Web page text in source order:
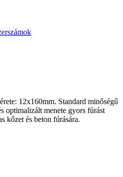
12x160mm. Standard minőségű
optimalizált menete gyors fúrást
kőzet és beton fúrására.